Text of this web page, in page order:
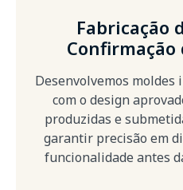
Fabricação
Confirmação
Desenvolvemos moldes
com o design
produzidas e
garantir precisão em
funcionalidade antes